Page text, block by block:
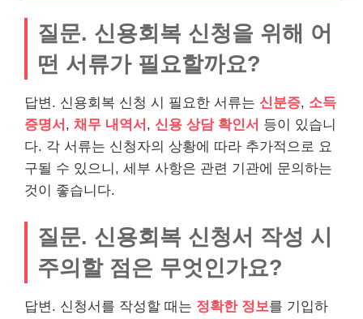
질문. 신용회복 신청을 위해 어
떤 서류가 필요할까요?
답변. 신용회복 신청 시 필요한 서류는 신분증, 소득
증명서 , 채무 내역서 , 신용 상담 확인서 등이 있습니
다. 각 서류는 신청자의 상황에 따라 추가적으로 요
구될 수 있으니, 세부 사항은 관련 기관에 문의하는
것이 좋습니다.
질문. 신용회복 신청서 작성 시
주의할 점은 무엇인가요?
답변. 신청서를 작성할 때는 정확한 정보를 기입하